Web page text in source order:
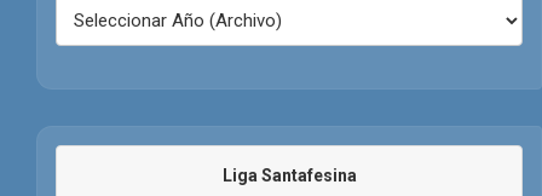
Liga Santafesina